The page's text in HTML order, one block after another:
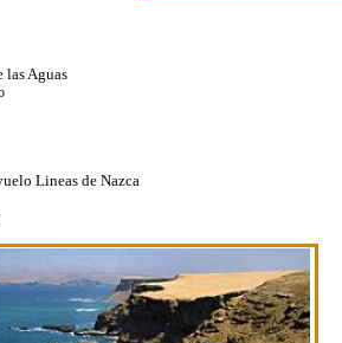
las Aguas
Lineas de Nazca